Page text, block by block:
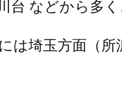
台 などから多
は埼玉方面（所